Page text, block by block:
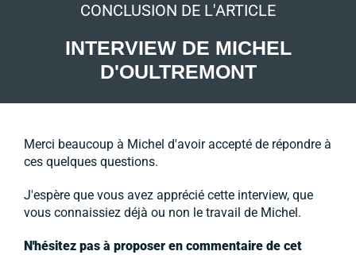
CONCLUSION DE L'ARTICLE
INTERVIEW DE MICHEL
D'OULTREMONT
Merci beaucoup à Michel d'avoir accepté de répondre à
ces quelques questions.
J'espère que vous avez apprécié cette interview, que
vous connaissiez déjà ou non le travail de Michel.
N'hésitez pas à proposer en commentaire de cet